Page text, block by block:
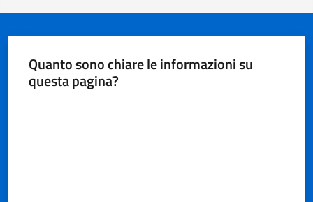
Quanto sono chiare le informazioni su
questa pagina?